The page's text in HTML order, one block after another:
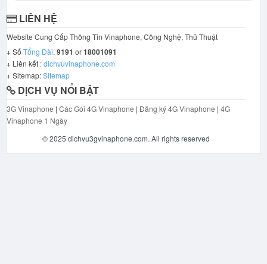
LIÊN HỆ
Website Cung Cấp Thông Tin Vinaphone, Công Nghệ, Thủ Thuật
+ Số Tổng Đài:9191 or18001091
+ Liên kết :dichvuvinaphone.com
+ Sitemap:Sitemap
DỊCH VỤ NỔI BẬT
3G Vinaphone | Các Gói 4G Vinaphone | Đăng ký 4G Vinaphone | 4G
Vinaphone 1 Ngày
© 2025 dichvu3gvinaphone.com. All rights reserved